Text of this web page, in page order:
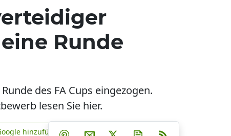
Runde
des FA Cups eingezogen.
lesen Sie hier.
hinzufügen Teilen auf Facebook
Teilen auf Whatsapp
Teilen auf Telegram